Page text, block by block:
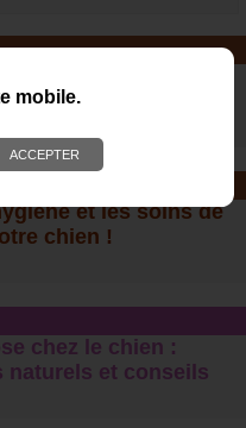
mobile.
jeux avec votre chien
et les soins de
chien !
chez le chien :
naturels et conseil s